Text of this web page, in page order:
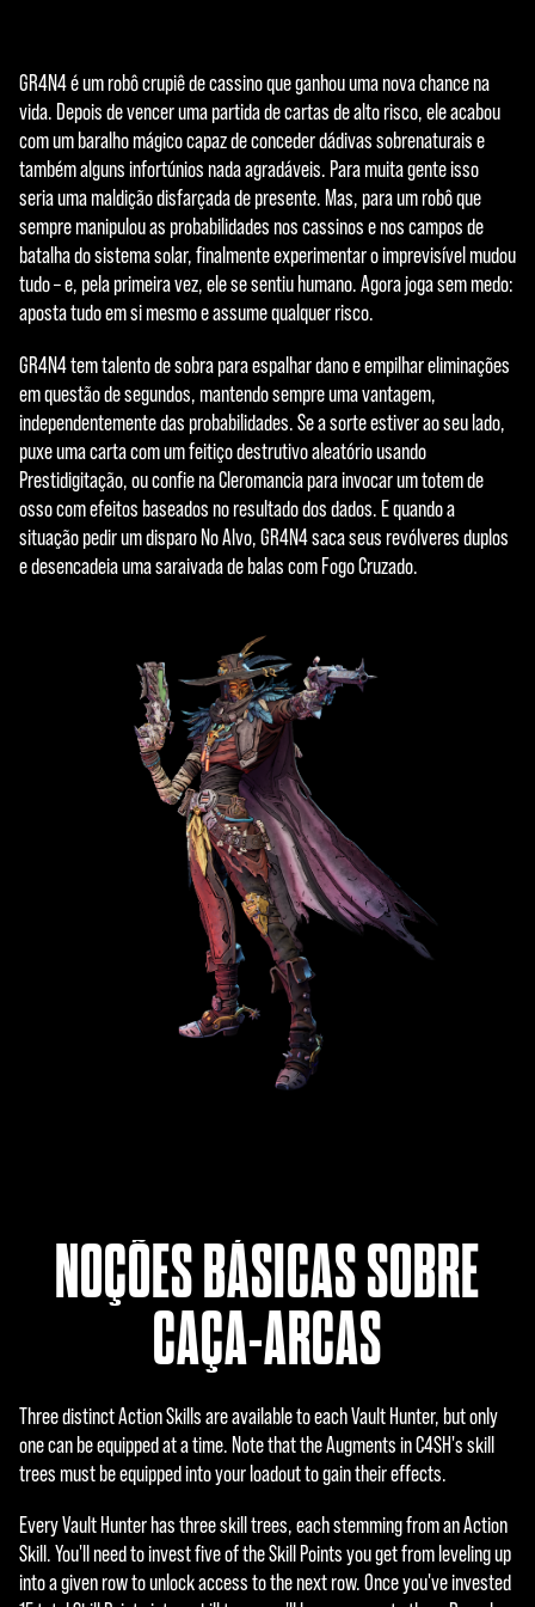
os servidores
do Google.
& Play
Ao clicar em
jogar, você
concorda com
apolítica de
privacidade do
YouTube e com
a
de dados para
os servidores
do Google.
GR4N4 é um robô crupiê de cassino que ganhou uma nova chance na
vida. Depois de vencer uma partida de cartas de alto risco, ele acabou
com um baralho mágico capaz de conceder dádivas sobrenaturais e
também alguns infortúnios nada agradáveis. Para muita gente isso
seria uma maldição disfarçada de presente. Mas, para um robô que
sempre manipulou as probabilidades nos cassinos e nos campos de
batalha do sistema solar, finalmente experimentar o imprevisível mudou
tudo – e, pela primeira vez, ele se sentiu humano. Agora joga sem medo:
aposta tudo em si mesmo e assume qualquer risco.
GR4N4 tem talento de sobra para espalhar dano e empilhar eliminações
em questão de segundos, mantendo sempre uma vantagem,
independentemente das probabilidades. Se a sorte estiver ao seu lado,
puxe uma carta com um feitiço destrutivo aleatório usando
Prestidigitação, ou confie na Cleromancia para invocar um totem de
osso com efeitos baseados no resultado dos dados. E quando a
situação pedir um disparo No Alvo, GR4N4 saca seus revólveres duplos
e desencadeia uma saraivada de balas com Fogo Cruzado.
NOÇÕES BÁSICAS SOBRE
CAÇA-ARCAS
Three distinct Action Skills are available to each Vault Hunter, but only
one can be equipped at a time. Note that the Augments in C4SH's skill
trees must be equipped into your loadout to gain their effects.
Every Vault Hunter has three skill trees, each stemming from an Action
Skill. You'll need to invest five of the Skill Points you get from leveling up
into a given row to unlock access to the next row. Once you've invested